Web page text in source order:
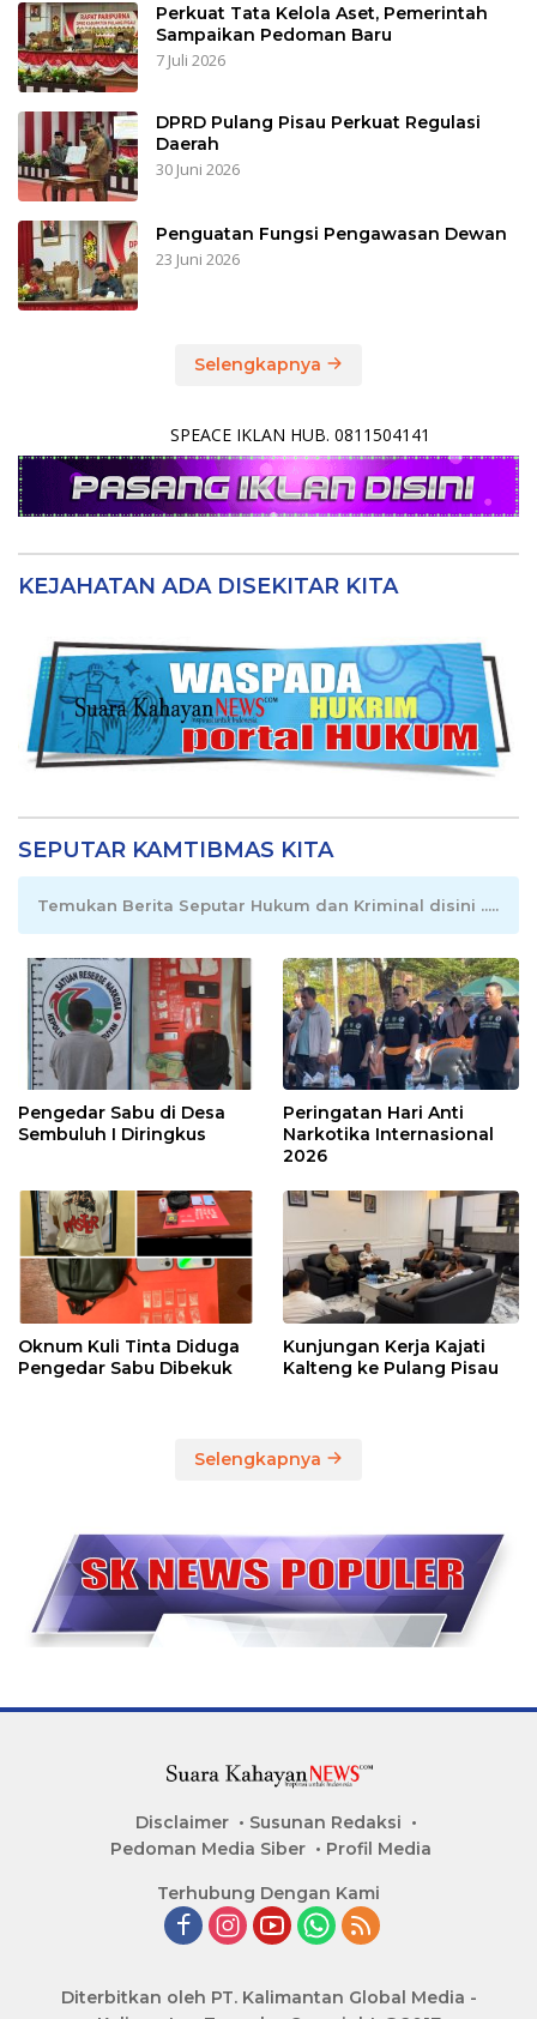
Perkuat Tata Kelola Aset, Pemerintah
Sampaikan Pedoman Baru
7 Juli 2026
DPRD Pulang Pisau Perkuat Regulasi
Daerah
30 Juni 2026
Penguatan Fungsi Pengawasan Dewan
23 Juni 2026
Selengkapnya
SPEACE IKLAN HUB. 0811504141
KEJAHATAN ADA DISEKITAR KITA
SEPUTAR KAMTIBMAS KITA
Temukan Berita Seputar Hukum dan Kriminal disini .....
Pengedar Sabu di Desa
Sembuluh I Diringkus
Peringatan Hari Anti
Narkotika Internasional
2026
Oknum Kuli Tinta Diduga
Pengedar Sabu Dibekuk
Kunjungan Kerja Kajati
Kalteng ke Pulang Pisau
Selengkapnya
Disclaimer
Susunan Redaksi
Pedoman Media Siber
Profil Media
Terhubung Dengan Kami
Diterbitkan oleh PT. Kalimantan Global Media -